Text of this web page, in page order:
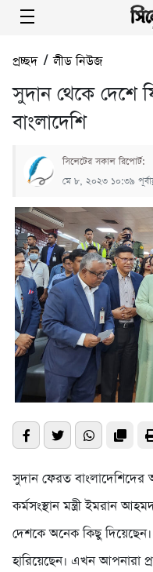
প্রচ্ছদ/লীড নিউজ
সুদান থেকে দেশে
বাংলাদেশি
সিলেটের সকাল রিপোর্ট:
মে ৮, ২০২৩ ১০:৩৯
সুদান ফেরত বাংলাদেশিদের
কর্মসংস্থান মন্ত্রী ইমরান
দেশকে অনেক কিছু
হারিয়েছেন। এখন আপনারা